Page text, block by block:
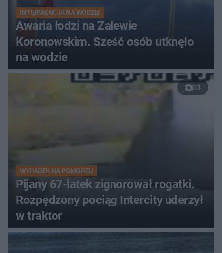
INTERWENCJA NA WODZIE
Awaria łodzi na Zalewie
Koronowskim. Sześć osób utknęło
na wodzie
13
WYPADEK NA POMORZU
Pijany 67-latek zignorował rogatki.
Rozpędzony pociąg Intercity uderzył
w traktor